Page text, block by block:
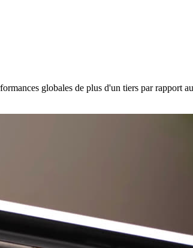
globales de plus d'un tiers par rapport